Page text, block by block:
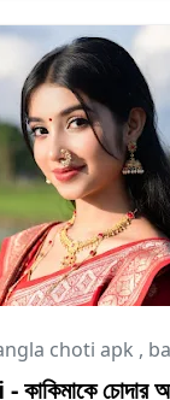
choti apk ,
চোদার